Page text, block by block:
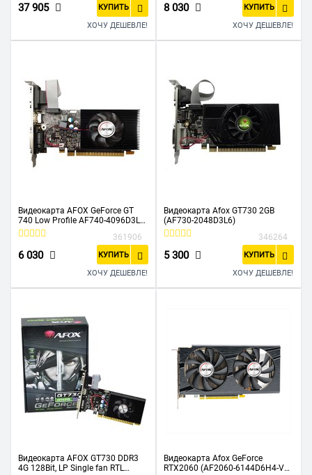
37 905 КУПИТЬ
ХОЧУ ДЕШЕВЛЕ!
8 030 КУПИТЬ
ХОЧУ ДЕШЕВЛЕ!
Видеокарта AFOX GeForce GT
740 Low Profile AF740-4096D3L3
4GB 128Bit DVI HDMI VGA, Single
361906
6 030 КУПИТЬ
ХОЧУ ДЕШЕВЛЕ!
Видеокарта Afox GT730 2GB
(AF730-2048D3L6)
346264
5 300 КУПИТЬ
ХОЧУ ДЕШЕВЛЕ!
Видеокарта AFOX GT730 DDR3
4G 128Bit, LP Single fan RTL
Видеокарта Afox GeForce
RTX2060 (AF2060-6144D6H4-V2)